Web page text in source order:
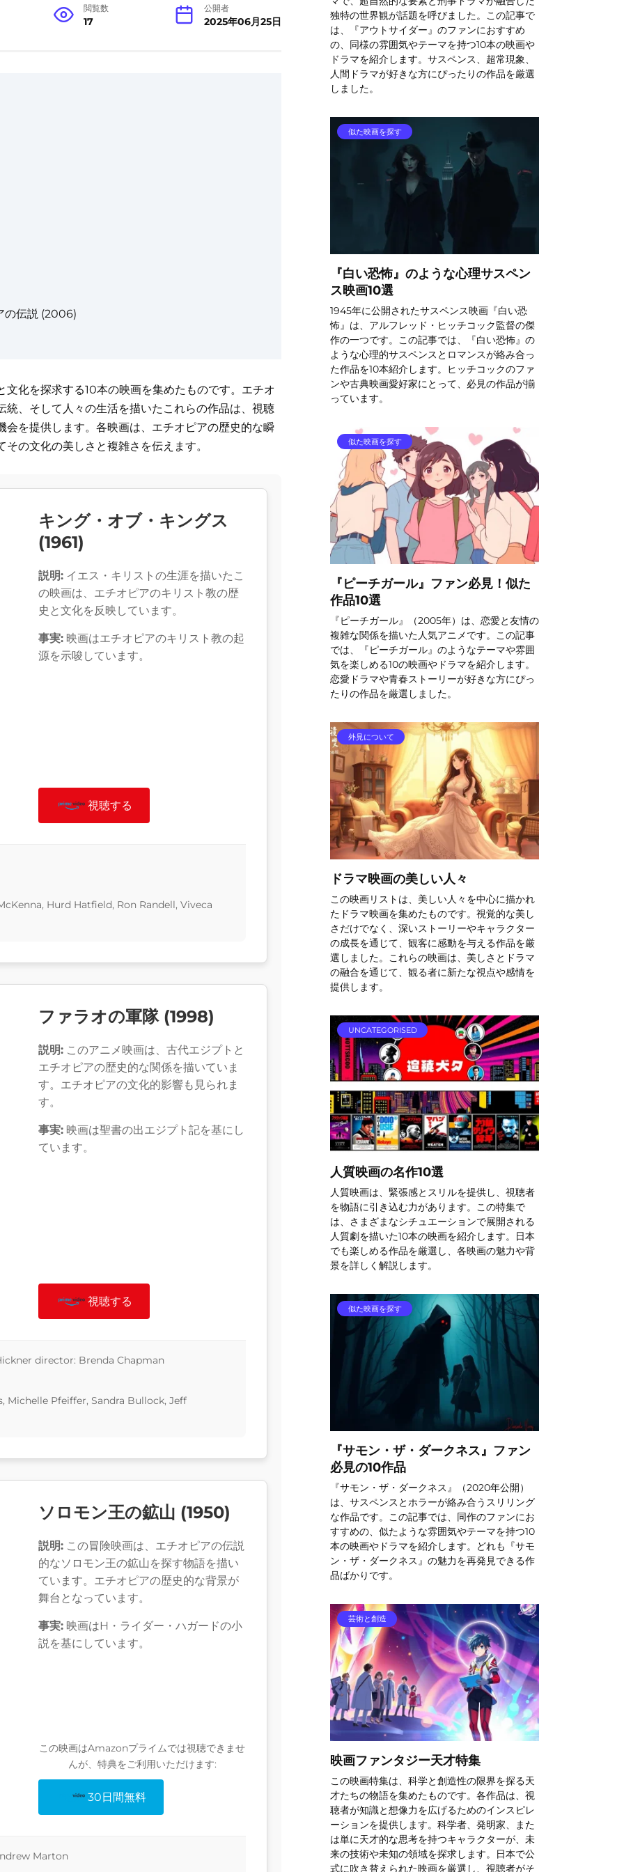
閲覧数
17
公開者
2025年06月25日
の伝説 (2006)
化を探求する10本の映画を集めたものです。エチオ
、そして人々の生活を描いたこれらの作品は、視聴
を提供します。各映画は、エチオピアの歴史的な瞬
の文化の美しさと複雑さを伝えます。
キング・オブ・キングス
(1961)
説明: イエス・キリストの生涯を描いたこ
の映画は、エチオピアのキリスト教の歴
史と文化を反映しています。
事実: 映画はエチオピアのキリスト教の起
源を示唆しています。
視聴する
Hurd Hatfield, Ron Randell, Viveca
ファラオの軍隊 (1998)
説明: このアニメ映画は、古代エジプトと
エチオピアの歴史的な関係を描いていま
す。エチオピアの文化的影響も見られま
す。
事実: 映画は聖書の出エジプト記を基にし
ています。
視聴する
director: Brenda Chapman
Michelle Pfeiffer, Sandra Bullock, Jeff
ソロモン王の鉱山 (1950)
説明: この冒険映画は、エチオピアの伝説
的なソロモン王の鉱山を探す物語を描い
ています。エチオピアの歴史的な背景が
舞台となっています。
事実: 映画はH・ライダー・ハガードの小
説を基にしています。
この映画はAmazonプライムでは視聴できませ
んが、特典をご利用いただけます:
30日間無料
Marton
独特の世界観が話題を呼びました。この記事で
は、『アウトサイダー』のファンにおすすめ
の、同様の雰囲気やテーマを持つ10本の映画や
ドラマを紹介します。サスペンス、超常現象、
人間ドラマが好きな方にぴったりの作品を厳選
しました。
似た映画を探す
『白い恐怖』のような心理サスペン
ス映画10選
1945年に公開されたサスペンス映画『白い恐
怖』は、アルフレッド・ヒッチコック監督の傑
作の一つです。この記事では、『白い恐怖』の
ような心理的サスペンスとロマンスが絡み合っ
た作品を10本紹介します。ヒッチコックのファ
ンや古典映画愛好家にとって、必見の作品が揃
っています。
似た映画を探す
『ピーチガール』ファン必見！似た
作品10選
『ピーチガール』（2005年）は、恋愛と友情の
複雑な関係を描いた人気アニメです。この記事
では、『ピーチガール』のようなテーマや雰囲
気を楽しめる10の映画やドラマを紹介します。
恋愛ドラマや青春ストーリーが好きな方にぴっ
たりの作品を厳選しました。
外見について
ドラマ映画の美しい人々
この映画リストは、美しい人々を中心に描かれ
たドラマ映画を集めたものです。視覚的な美し
さだけでなく、深いストーリーやキャラクター
の成長を通じて、観客に感動を与える作品を厳
選しました。これらの映画は、美しさとドラマ
の融合を通じて、観る者に新たな視点や感情を
提供します。
UNCATEGORISED
人質映画の名作10選
人質映画は、緊張感とスリルを提供し、視聴者
を物語に引き込む力があります。この特集で
は、さまざまなシチュエーションで展開される
人質劇を描いた10本の映画を紹介します。日本
でも楽しめる作品を厳選し、各映画の魅力や背
景を詳しく解説します。
似た映画を探す
『サモン・ザ・ダークネス』ファン
必見の10作品
『サモン・ザ・ダークネス』（2020年公開）
は、サスペンスとホラーが絡み合うスリリング
な作品です。この記事では、同作のファンにお
すすめの、似たような雰囲気やテーマを持つ10
本の映画やドラマを紹介します。どれも『サモ
ン・ザ・ダークネス』の魅力を再発見できる作
品ばかりです。
芸術と創造
映画ファンタジー天才特集
この映画特集は、科学と創造性の限界を探る天
才たちの物語を集めたものです。各作品は、視
聴者が知識と想像力を広げるためのインスピレ
ーションを提供します。科学者、発明家、また
は単に天才的な思考を持つキャラクターが、未
来の技術や未知の領域を探求します。日本で公
式に吹き替えられた映画を厳選し、視聴者がそ